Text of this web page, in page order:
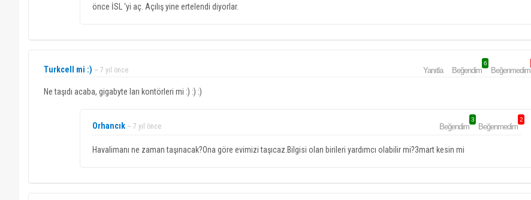
önce İSL ‘yi aç. Açılış yine ertelendi diyorlar.
Turkcell mi :) ~ 7 yıl önce Yanıtla Beğendim
6
Beğenmedim
Ne taşıdı acaba, gigabyte ları kontörleri mi :) :) :)
Orhancık ~ 7 yıl önce Beğendim
3
Beğenmedim
2
Havalimanı ne zaman taşınacak?Ona göre evimizi taşıcaz.Bilgisi olan birileri yardımcı olabilir mi?3mart kesin mi